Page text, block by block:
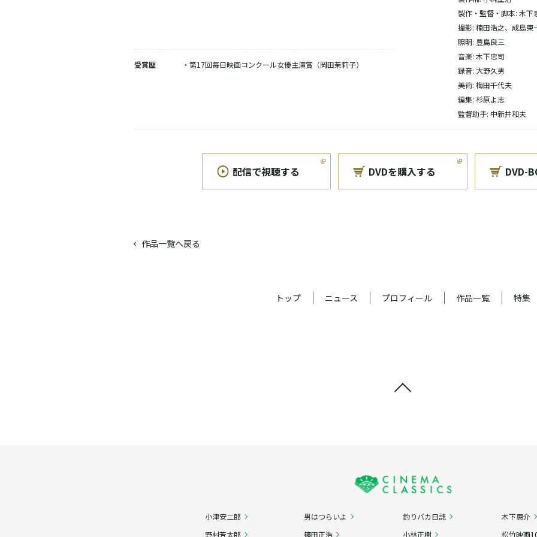
受賞歴 ・第17回毎日映画コンクール女優主演賞（岡田茉莉子）
製作・監督・脚本: 木下
撮影: 楠田浩之、成島東
照明: 豊島良三
音楽: 木下忠司
録音: 大野久男
美術: 梅田千代夫
編集: 杉原よ志
監督助手: 中新井和夫
配信で視聴する DVDを購入する DVD-
作品一覧へ戻る
トップ ニュース プロフィール 作品一覧 特集
小津安二郎 男はつらいよ 釣りバカ日誌
木下惠介
野村芳太郎
篠田正浩 小林正樹 松竹映画